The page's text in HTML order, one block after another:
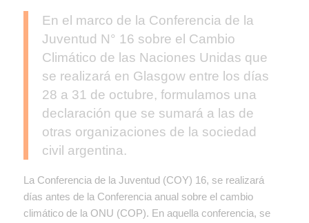
En el marco de la Conferencia de la
Juventud N° 16 sobre el Cambio
Climático de las Naciones Unidas que
se realizará en Glasgow entre los días
28 a 31 de octubre, formulamos una
declaración que se sumará a las de
otras organizaciones de la sociedad
civil argentina.
La Conferencia de la Juventud (COY) 16, se realizará
días antes de la Conferencia anual sobre el cambio
climático de la ONU (COP). En aquella conferencia, se